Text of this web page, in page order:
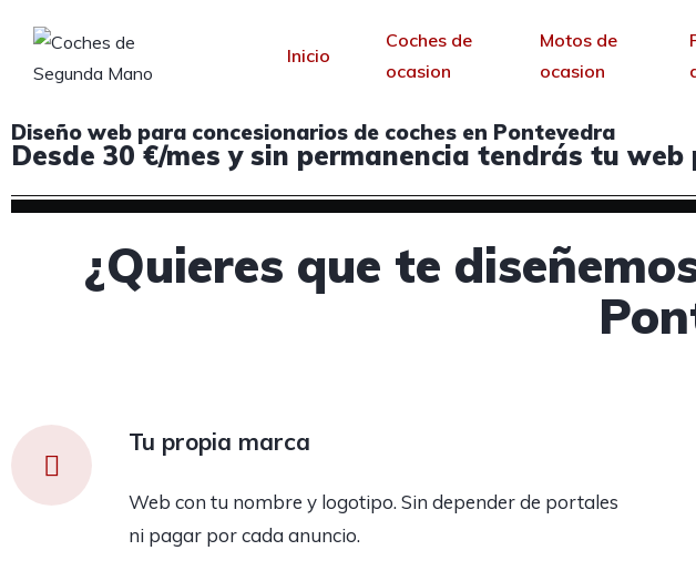
Inicio
Coches de
ocasion
Motos de
ocasion
Diseño web para concesionarios de coches en Pontevedra
Desde 30 €/mes y sin permanencia tendrás tu
¿Quieres que te
Tu propia marca
Web con tu nombre y logotipo. Sin depender de portales
ni pagar por cada anuncio.